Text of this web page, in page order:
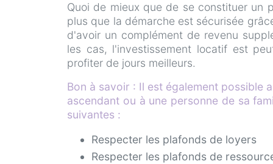
Quoi de mieux que de se constituer un
plus que la démarche est sécurisée
d'avoir un complément de revenu
les cas, l'investissement locatif est
profiter de jours meilleurs.
Bon à savoir : Il est également possible
ascendant ou à une personne de sa
suivantes :
Respecter les plafonds de loyers
Respecter les plafonds de